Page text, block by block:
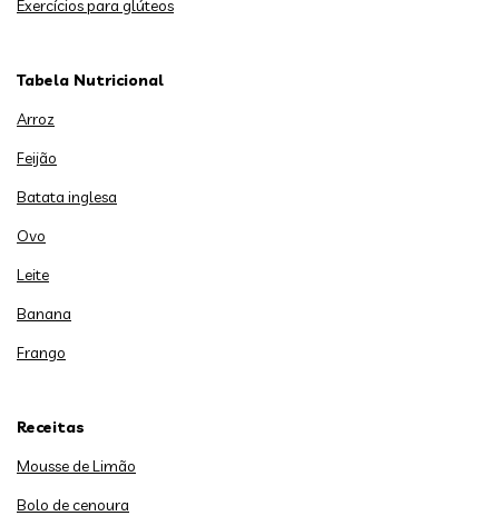
Exercícios para glúteos
Tabela Nutricional
Arroz
Feijão
Batata inglesa
Ovo
Leite
Banana
Frango
Receitas
Mousse de Limão
Bolo de cenoura